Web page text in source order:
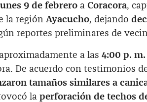
9 de febrero a Coracora,
la región Ayacucho, dejando
reportes preliminares de
a las 4:00 p. m.
De acuerdo con testimonios
tamaños similares a
la perforación de techos